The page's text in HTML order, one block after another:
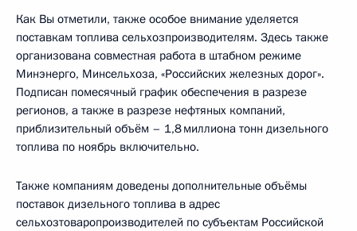
Как Вы отметили, также особое внимание уделяется
поставкам топлива сельхозпроизводителям. Здесь также
организована совместная работа в штабном режиме
Минэнерго, Минсельхоза, «Российских железных дорог».
Подписан помесячный график обеспечения в разрезе
регионов, а также в разрезе нефтяных компаний,
приблизительный объём – 1,8 миллиона тонн дизельного
топлива по ноябрь включительно.
Также компаниям доведены дополнительные объёмы
поставок дизельного топлива в адрес
сельхозтоваропроизводителей по субъектам Российской